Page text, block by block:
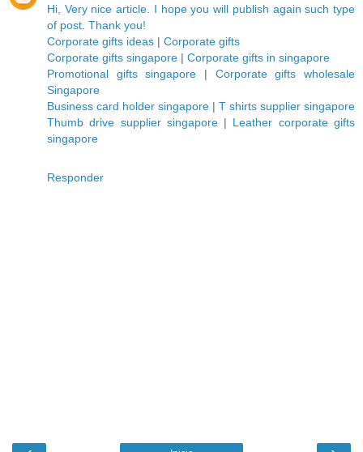
Hi, Very nice article. I hope you will publish again such type
of post. Thank you!
Corporate gifts ideas | Corporate gifts
Corporate gifts singapore | Corporate gifts in singapore
Promotional gifts singapore | Corporate gifts wholesale
Singapore
Business card holder singapore | T shirts supplier singapore
Thumb drive supplier singapore| Leather corporate gifts
singapore
Responder